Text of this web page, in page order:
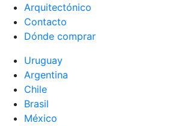
Arquitectónico
Contacto
Dónde comprar
Uruguay
Argentina
Chile
Brasil
México